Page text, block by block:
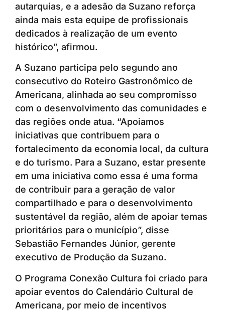
autarquias, e a adesão da Suzano reforça
ainda mais esta equipe de profissionais
dedicados à realização de um evento
histórico”, afirmou.
A Suzano participa pelo segundo ano
consecutivo do Roteiro Gastronômico de
Americana, alinhada ao seu compromisso
com o desenvolvimento das comunidades e
das regiões onde atua. “Apoiamos
iniciativas que contribuem para o
fortalecimento da economia local, da cultura
e do turismo. Para a Suzano, estar presente
em uma iniciativa como essa é uma forma
de contribuir para a geração de valor
compartilhado e para o desenvolvimento
sustentável da região, além de apoiar temas
prioritários para o município”, disse
Sebastião Fernandes Júnior, gerente
executivo de Produção da Suzano.
O Programa Conexão Cultura foi criado para
apoiar eventos do Calendário Cultural de
Americana, por meio de incentivos